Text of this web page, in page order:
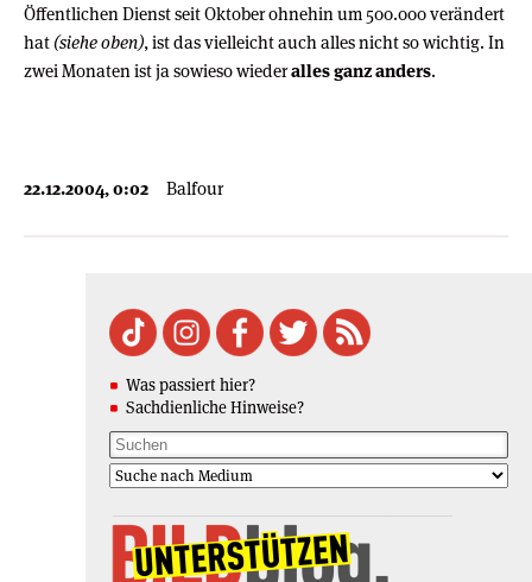
Öffentlichen Dienst seit Oktober ohnehin um 500.000 verändert
hat (siehe oben), ist das vielleicht auch alles nicht so wichtig. In
zwei Monaten ist ja sowieso wiederalles ganz anders.
22.12.2004, 0:02 Balfour
Was passiert hier?
Sachdienliche Hinweise?